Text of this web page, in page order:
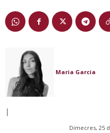
Maria Garcia
|
Dimecres, 25